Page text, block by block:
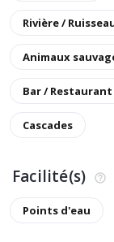
Rivière /
Animaux
Bar / Restaurant
Cascades
Facilité(s)
Points d'eau